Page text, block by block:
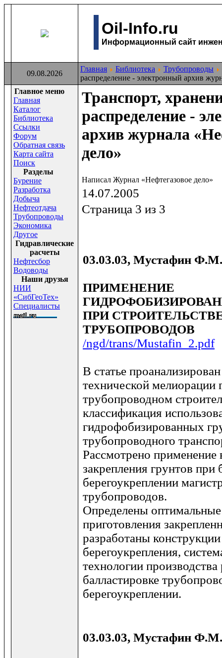
Oil-Info.ru
Информационный сайт
09.08.2026
Главная Библиотека Трубопроводы
распределение - электронный архив
Главное меню
Главная
Каталог
Библиотека
Ссылки
Форум
Обратная связь
Карта сайта
Поиск
Раздeлы
Бурение
Разработка
Добыча
Нефтеотдача
Трубопроводы
Экономика
Другое
Гидравлические
расчеты
Нефтесбор
Водоводы
Наши друзья
НИИ
«СибГеоТех»
Специалисты
Транспорт,
распределение -
архив журнала
дело»
Написал Журнал «Нефтегазовое дело»
14.07.2005
Страница 3 из 3
03.03.03, Мустафин Ф.М.
ПРИМЕНЕНИЕ
ПРИ
ТРУБОПРОВОДОВ
/ngd/trans/Mustafin_2.pdf
В статье
технической мелиорации
трубопроводном
классификация
гидрофобизированных
трубопроводного
Рассмотрено
закрепления грунтов при
берегоукреплении
трубопроводов.
Определены
приготовления
разработаны
берегоукрепления,
технологии
балластировке
берегоукреплении.
03.03.03, Мустафин Ф.М.